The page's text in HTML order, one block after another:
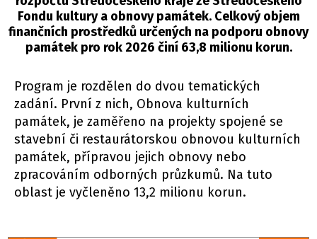
Fondu kultury a obnovy památek. Celkový objem
finančních prostředků určených na podporu obnovy
památek pro rok 2026 činí 63,8 milionu korun.
Program je rozdělen do dvou tematických
zadání. První z nich, Obnova kulturních
památek, je zaměřeno na projekty spojené se
stavební či restaurátorskou obnovou kulturních
památek, přípravou jejich obnovy nebo
zpracováním odborných průzkumů. Na tuto
oblast je vyčleněno 13,2 milionu korun.